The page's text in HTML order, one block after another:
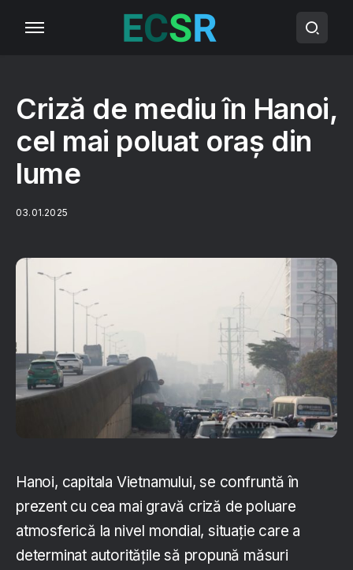
Criză de mediu în Hanoi,
cel mai poluat oraș din
lume
03.01.2025
Hanoi, capitala Vietnamului, se confruntă în
prezent cu cea mai gravă criză de poluare
atmosferică la nivel mondial, situație care a
determinat autoritățile să propună măsuri